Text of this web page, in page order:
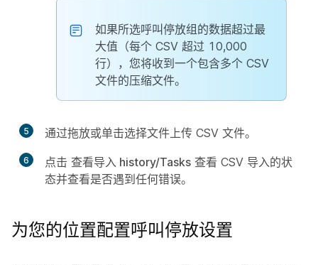
如果所选呼叫停放组的数据超过最
大值（每个 CSV 超过 10,000
行），您将收到一个包含多个 CSV
文件的压缩文件。
5 通过拖放或单击选择文件上传 CSV 文件。
6 点击 查看导入 history/Tasks 查看 CSV 导入的状
态并查看是否遇到任何错误。
为您的位置配置呼叫停放设置